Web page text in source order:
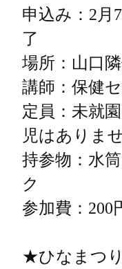
申込み：2
了
場所：山口
講師：保健
定員：未就
児はありま
持参物：水
ク
参加費：200
★ひなまつ